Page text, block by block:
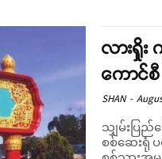
လားရှို
ကောင်
SHAN -
သျှမ်းပြ
စစ်ဆေးရုံ